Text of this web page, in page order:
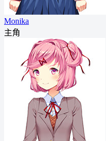
Monika
主角